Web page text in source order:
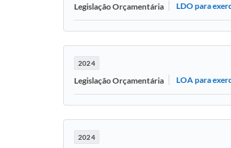
Legislação Orçamentária LDO para
2024
Legislação Orçamentária LOA para
2024